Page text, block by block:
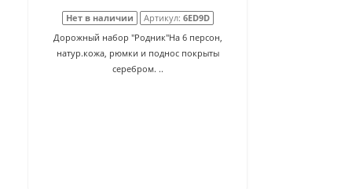
Нет в наличии Артикул: 6ED9D
Дорожный набор "Родник"На 6 персон,
натур.кожа, рюмки и поднос покрыты
серебром. ..